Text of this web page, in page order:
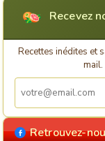
Recevez
Recettes inédites et
mail.
Retrouvez-